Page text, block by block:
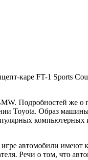
каре FT-1 Sports
Подробностей же о
Toyota. Образ
компьютерных
автомобили имеют
Речи о том, что